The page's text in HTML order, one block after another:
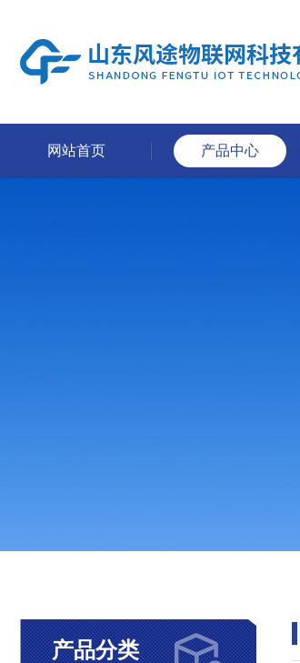
网站首页 产品中心
产品分类